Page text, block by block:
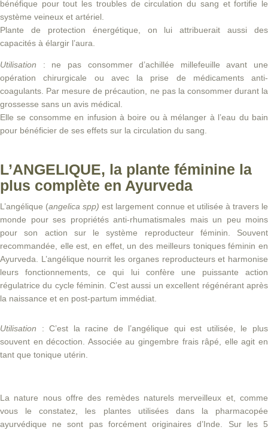
bénéfique pour tout les troubles de circulation du sang et fortifie le
système veineux et artériel.
Plante de protection énergétique, on lui attribuerait aussi des
capacités à élargir l’aura.
Utilisation : ne pas consommer d’achillée millefeuille avant une
opération chirurgicale ou avec la prise de médicaments anti-
coagulants. Par mesure de précaution, ne pas la consommer durant la
grossesse sans un avis médical.
Elle se consomme en infusion à boire ou à mélanger à l’eau du bain
pour bénéficier de ses effets sur la circulation du sang.
L’ANGELIQUE, la plante féminine la
plus complète en Ayurveda
L’angélique (angelica spp) est largement connue et utilisée à travers le
monde pour ses propriétés anti-rhumatismales mais un peu moins
pour son action sur le système reproducteur féminin. Souvent
recommandée, elle est, en effet, un des meilleurs toniques féminin en
Ayurveda. L’angélique nourrit les organes reproducteurs et harmonise
leurs fonctionnements, ce qui lui confère une puissante action
régulatrice du cycle féminin. C’est aussi un excellent régénérant après
la naissance et en post-partum immédiat.
Utilisation : C’est la racine de l’angélique qui est utilisée, le plus
souvent en décoction. Associée au gingembre frais râpé, elle agit en
tant que tonique utérin.
La nature nous offre des remèdes naturels merveilleux et, comme
vous le constatez, les plantes utilisées dans la pharmacopée
ayurvédique ne sont pas forcément originaires d’Inde. Sur les 5